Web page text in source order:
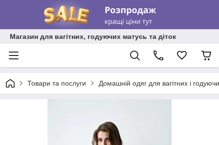
Магазин для вагітних, годуючих матусь та діток
Товари та послуги Домашній одяг для вагітних і